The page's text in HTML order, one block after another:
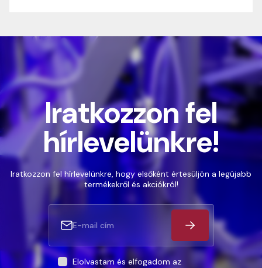
Iratkozzon fel
hírlevelünkre!
Iratkozzon fel hírlevelünkre, hogy elsőként értesüljön a legújabb
termékekről és akciókról!
Elolvastam és elfogadom az